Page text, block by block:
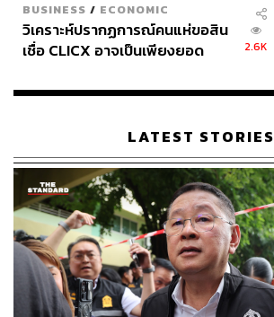
BUSINESS / ECONOMIC
วิเคราะห์ปรากฏการณ์คนแห่ขอสิน
เชื่อ CLICX อาจเป็นเพียงยอด
เรือนไทยที่ถูกซุกไว้
2.6K
LATEST STORIES